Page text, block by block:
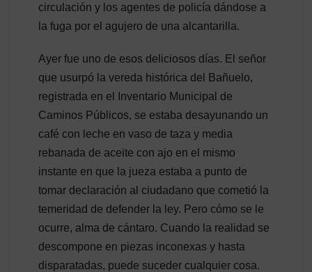
circulación y los agentes de policía dándose a
la fuga por el agujero de una alcantarilla.
Ayer fue uno de esos deliciosos días. El señor
que usurpó la vereda histórica del Bañuelo,
registrada en el Inventario Municipal de
Caminos Públicos, se estaba desayunando un
café con leche en vaso de taza y media
rebanada de aceite con ajo en el mismo
instante en que la jueza estaba a punto de
tomar declaración al ciudadano que cometió la
temeridad de defender la ley. Pero cómo se le
ocurre, alma de cántaro. Cuando la realidad se
descompone en piezas inconexas y hasta
disparatadas, puede suceder cualquier cosa.